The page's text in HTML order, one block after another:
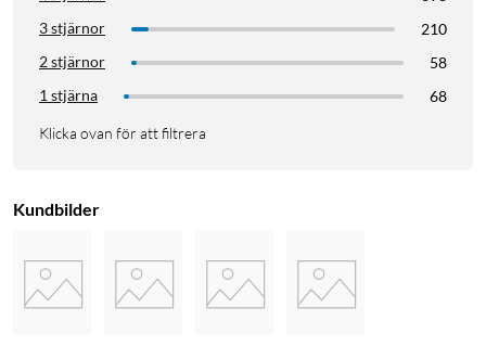
3 stjärnor
210
2 stjärnor
58
1 stjärna
68
Klicka ovan för att filtrera
Kundbilder